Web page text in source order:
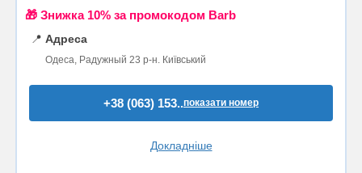
🎁 Знижка 10% за промокодом Barb
📍 Адреса
Одеса, Радужный 23 р-н. Київський
+38 (063) 153..показати номер
Докладніше